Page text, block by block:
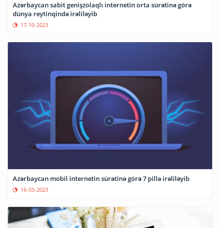
Azərbaycan sabit genişzolaqlı internetin orta sürətinə görə
dünya reytinqində irəliləyib
17-10-2023
Azərbaycan mobil internetin sürətinə görə 7 pillə irəliləyib
16-03-2023